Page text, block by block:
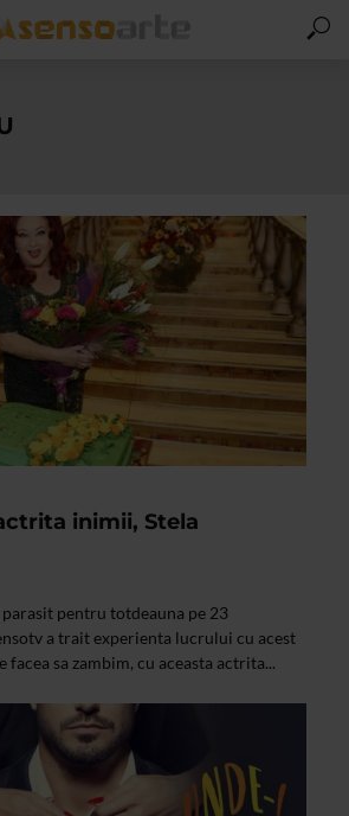
inimii, Stela
parasit pentru totdeauna pe 23
a trait experienta lucrului cu acest
facea sa zambim, cu aceasta actrita...